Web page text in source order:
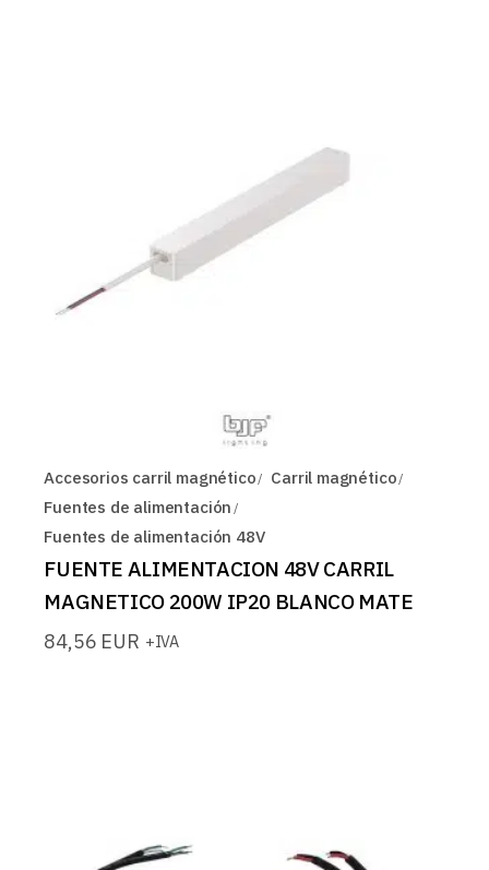
Accesorios carril magnético
Carril magnético
Fuentes de alimentación
Fuentes de alimentación 48V
FUENTE ALIMENTACION 48V CARRIL
MAGNETICO 200W IP20 BLANCO MATE
84,56 EUR +IVA